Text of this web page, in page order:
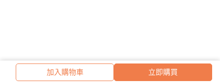
加入購物車 立即購買